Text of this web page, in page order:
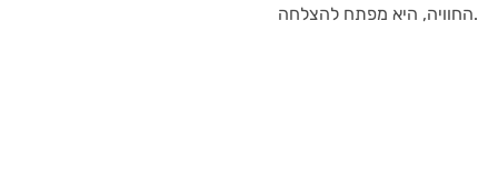
החוויה, היא מפתח להצלחה.